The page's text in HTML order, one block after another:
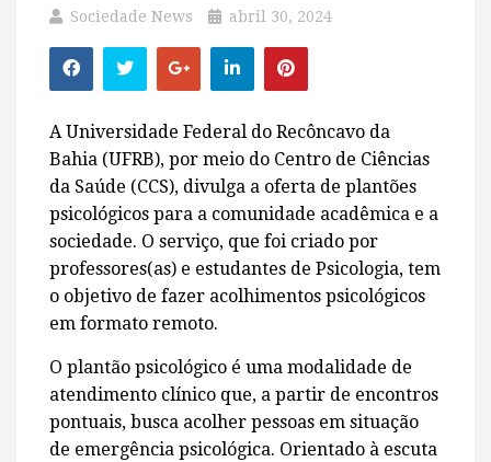
Sociedade News abril 30, 2024
A Universidade Federal do Recôncavo da
Bahia (UFRB), por meio do Centro de Ciências
da Saúde (CCS), divulga a oferta de plantões
psicológicos para a comunidade acadêmica e a
sociedade. O serviço, que foi criado por
professores(as) e estudantes de Psicologia, tem
o objetivo de fazer acolhimentos psicológicos
em formato remoto.
O plantão psicológico é uma modalidade de
atendimento clínico que, a partir de encontros
pontuais, busca acolher pessoas em situação
de emergência psicológica. Orientado à escuta